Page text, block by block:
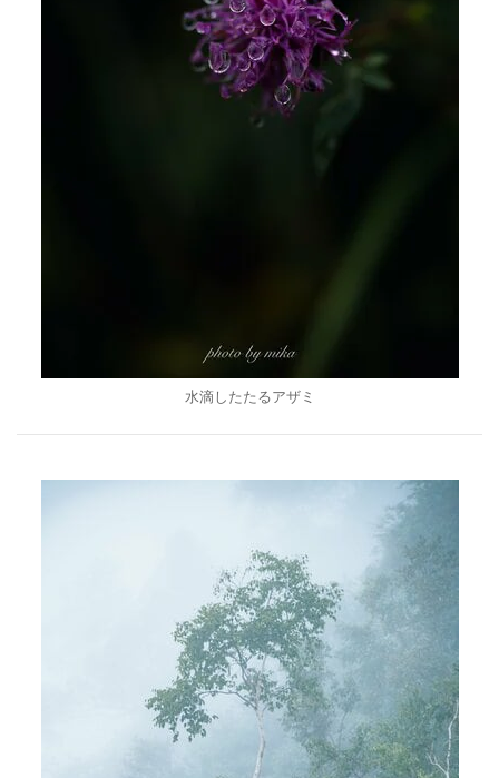
水滴したたるアザミ